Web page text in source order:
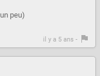
peu)
il y a 5 ans -